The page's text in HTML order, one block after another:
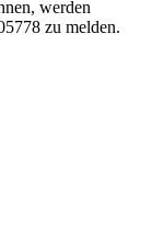
werden
zu melden.